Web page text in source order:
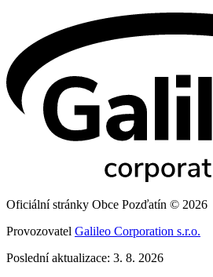
Oficiální stránky Obce Pozďatín © 2026
Provozovatel Galileo Corporation s.r.o.
Poslední aktualizace: 3. 8. 2026